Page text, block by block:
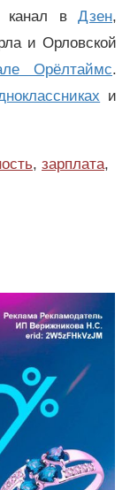
канал вДзен,
и Орловской
Орёлтаймс.
и
, зарплата,